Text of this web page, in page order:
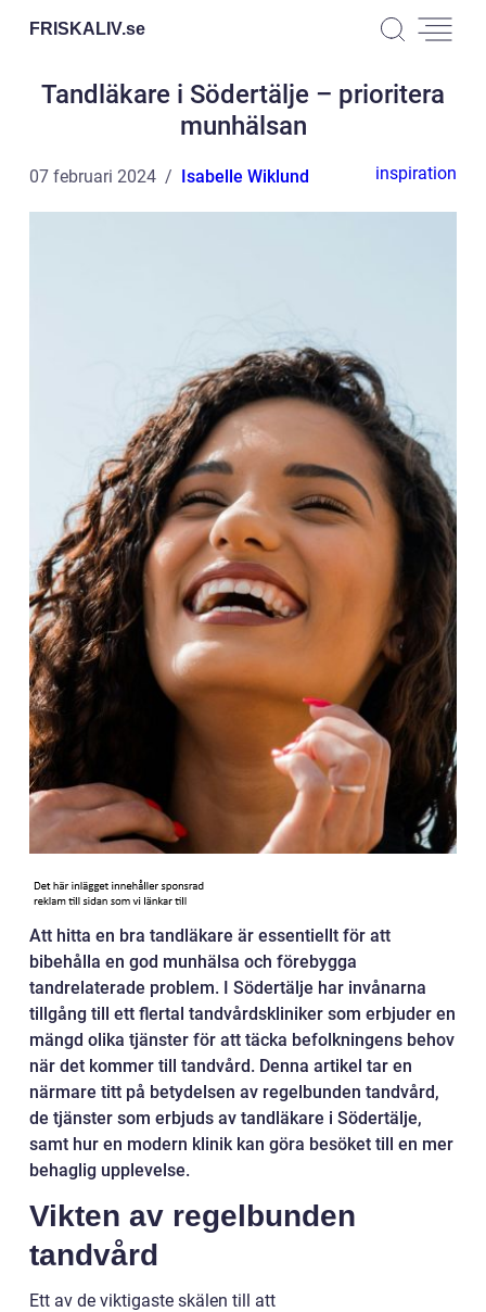
FRISKALIV.se
Tandläkare i Södertälje – prioritera
munhälsan
07 februari 2024 Isabelle Wiklund inspiration
Att hitta en bra tandläkare är essentiellt för att
bibehålla en god munhälsa och förebygga
tandrelaterade problem. I Södertälje har invånarna
tillgång till ett flertal tandvårdskliniker som erbjuder en
mängd olika tjänster för att täcka befolkningens behov
när det kommer till tandvård. Denna artikel tar en
närmare titt på betydelsen av regelbunden tandvård,
de tjänster som erbjuds av tandläkare i Södertälje,
samt hur en modern klinik kan göra besöket till en mer
behaglig upplevelse.
Vikten av regelbunden
tandvård
Ett av de viktigaste skälen till att